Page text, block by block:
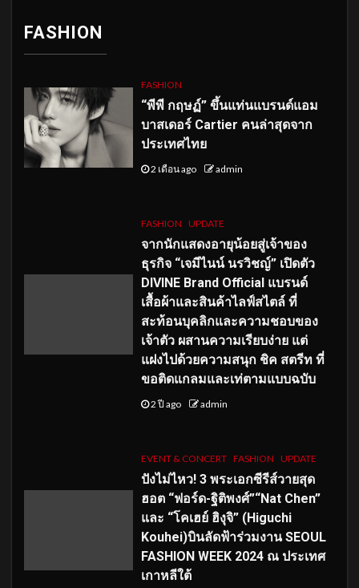
FASHION
FASHION
“พีพี กฤษฏ์” ขึ้นแท่นแบรนด์แอม
บาสเดอร์ Cartier คนล่าสุดจาก
ประเทศไทย
2 เดือน ago admin
FASHION UPDATE
จากนักแสดงอายุน้อยสู่เจ้าของ
ธุรกิจ “เจมีไนน์ นรวิชญ์” เปิดตัว
DIVINE Brand Official แบรนด์
เสื้อผ้าและสินค้าไลฟ์สไตล์ ที่
สะท้อนบุคลิกและความชอบของ
เจ้าตัว ผสานความเรียบง่าย แต่
แฝงไปด้วยความสนุก ชิค สตรีท ที่
ขอติดแกลมและเท่ตามแบบฉบับ
2 ปี ago admin
EVENT & CONCERT FASHION UPDATE
ปังไม่ไหว! 3 พระเอกซีรีส์วายสุด
ฮอต “ฟอร์ด-ฐิติพงศ์”“Nat Chen”
และ “โคเฮย์ ฮิงุจิ” (Higuchi
Kouhei)บินลัดฟ้าร่วมงาน SEOUL
FASHION WEEK 2024 ณ ประเทศ
เกาหลีใต้